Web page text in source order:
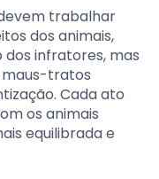
trabalhar
dos animais,
dos infratores, mas
tratos
Cada ato
os animais
equilibrada e